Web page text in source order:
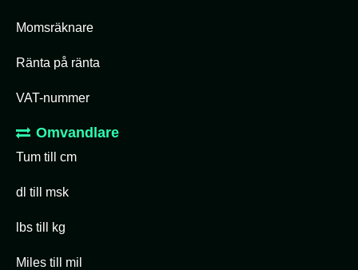
Momsräknare
Ränta på ränta
VAT-nummer
Omvandlare
Tum till cm
dl till msk
lbs till kg
Miles till mil